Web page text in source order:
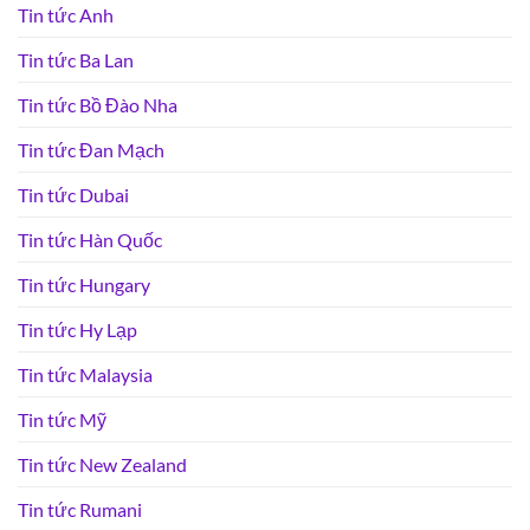
Tin tức Anh
Tin tức Ba Lan
Tin tức Bồ Đào Nha
Tin tức Đan Mạch
Tin tức Dubai
Tin tức Hàn Quốc
Tin tức Hungary
Tin tức Hy Lạp
Tin tức Malaysia
Tin tức Mỹ
Tin tức New Zealand
Tin tức Rumani